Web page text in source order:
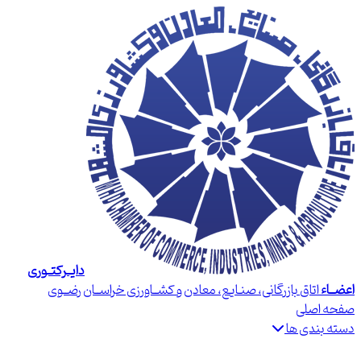
دایــرکتــوری
اعضــاءاتاق بازرگانی، صنـایع، معادن و کشــاورزی خراســان رضــوی
صفحه اصلی
دسته بندی ها